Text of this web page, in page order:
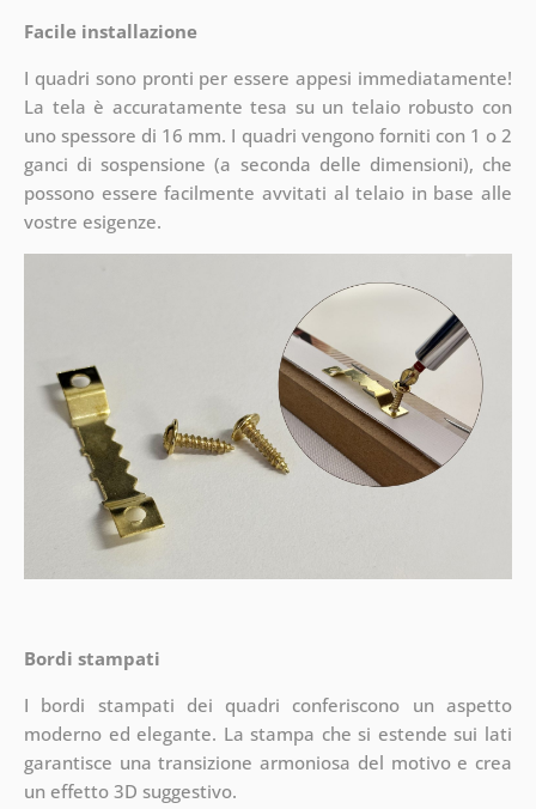
Facile installazione
I quadri sono pronti per essere appesi immediatamente!
La tela è accuratamente tesa su un telaio robusto con
uno spessore di 16 mm. I quadri vengono forniti con 1 o 2
ganci di sospensione (a seconda delle dimensioni), che
possono essere facilmente avvitati al telaio in base alle
vostre esigenze.
Bordi stampati
I bordi stampati dei quadri conferiscono un aspetto
moderno ed elegante. La stampa che si estende sui lati
garantisce una transizione armoniosa del motivo e crea
un effetto 3D suggestivo.